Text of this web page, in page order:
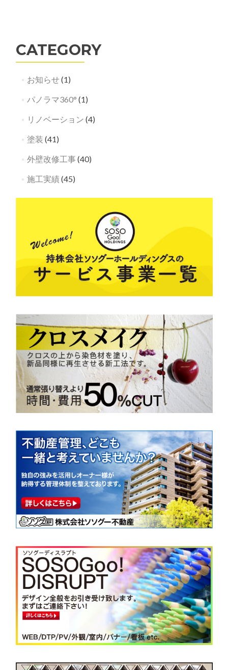
CATEGORY
お知らせ(1)
パノラマ360° (1)
リノベーション (4)
塗装 (41)
外壁改修工事(40)
施工実績(45)